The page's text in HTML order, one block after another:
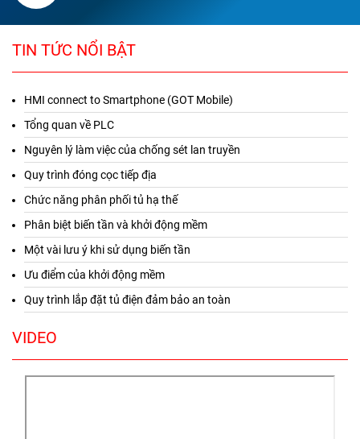
TIN TỨC NỔI BẬT
HMI connect to Smartphone (GOT Mobile)
Tổng quan về PLC
Nguyên lý làm việc của chống sét lan truyền
Quy trình đóng cọc tiếp địa
Chức năng phân phối tủ hạ thế
Phân biệt biến tần và khởi động mềm
Một vài lưu ý khi sử dụng biến tần
Ưu điểm của khởi động mềm
Quy trình lắp đặt tủ điện đảm bảo an toàn
VIDEO